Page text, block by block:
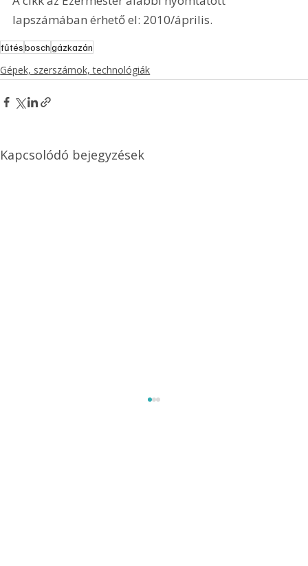
Ennek eredménye az optimalizált energia-
felhasználás, a komfortos és kényelmes meleg
biztosítása.